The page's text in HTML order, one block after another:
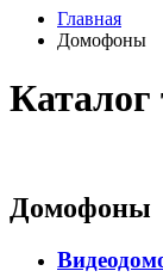
Главная
Домофоны
Каталог
Домофоны